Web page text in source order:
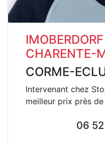
CHARENTE-
CORME-
Intervenant chez
meilleur prix près
06